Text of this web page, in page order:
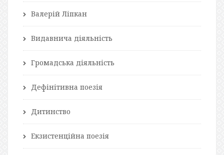
Валерій Ліпкан
Видавнича діяльність
Громадська діяльність
Дефінітивна поезія
Дитинство
Екзистенційна поезія